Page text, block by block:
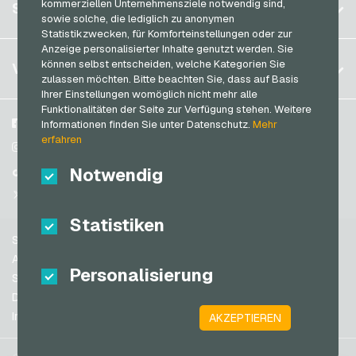
kommerziellen Unternehmensziele notwendig sind,
sowie solche, die lediglich zu anonymen
Statistikzwecken, für Komforteinstellungen oder zur
Anzeige personalisierter Inhalte genutzt werden. Sie
können selbst entscheiden, welche Kategorien Sie
zulassen möchten. Bitte beachten Sie, dass auf Basis
Ihrer Einstellungen womöglich nicht mehr alle
Funktionalitäten der Seite zur Verfügung stehen. Weitere
Informationen finden Sie unter Datenschutz.Mehr
erfahren
Notwendig
Statistiken
Personalisierung
AKZEPTIEREN
Thalia Geschenkkarten
TikTok Geschenkkarten
toom Geschenkkarten
Wolt Geschenkkarten
World of Sweets Geschenkkarten
Wunschgutschein Geschenkkarten
Zalando Geschenkkarten
Deutschland (EN)
Frankreich
Italien
Niederlande
Österreich
Portugal
Schweiz (DE)
Schweiz (IT)
USA (EN)
Registrieren
Anmelden
Mein Warenkorb
SERVICE
FAQ
Zahlungsmethoden
&Widerrufsrecht
Datenschutzrichtlinien
VGO-SHOP
Über uns
Blog
Partner
Facebook
Instagram
TikTok
Support
AGB
Sicherheit & Verifikation
Datenschutzrichtlinien
Impressum